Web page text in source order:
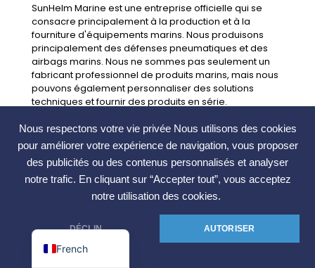
Nous respectons votre vie privée Nous utilisons des cookies
pour améliorer votre expérience de navigation, vous proposer
des publicités ou des contenus personnalisés et analyser
notre trafic. En cliquant sur “Accepter tout”, vous acceptez
notre utilisation des cookies.
DÉCLIN AUTORISER
SunHelm Marine est une entreprise officielle qui se
consacre principalement à la production et à la
fourniture d'équipements marins. Nous produisons
principalement des défenses pneumatiques et des
airbags marins. Nous ne sommes pas seulement un
fabricant professionnel de produits marins, mais nous
pouvons également personnaliser des solutions
techniques et fournir des produits en série.
À propos de nous
À propos de SunHelm
Solidité de l'entreprise
Notre équipe
CasFrench
English
Indonesian
Spanish
Arabic
Portuguese
Russian
Korean
German